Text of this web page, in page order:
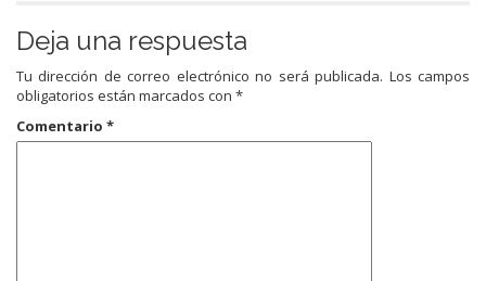
Deja una respuesta
Tu dirección de correo electrónico no será publicada. Los campos
obligatorios están marcados con *
Comentario *